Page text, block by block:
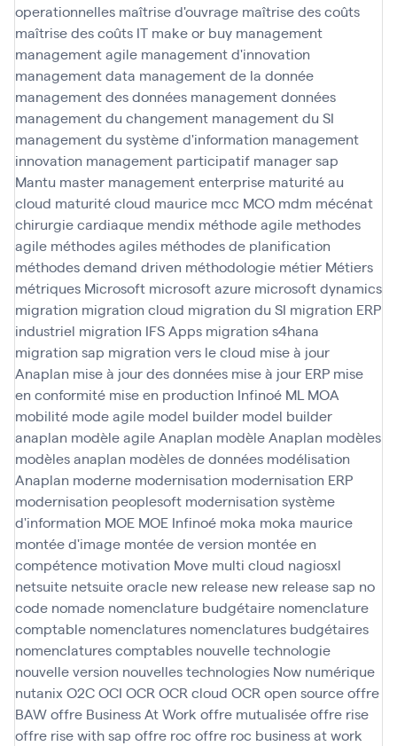
operationnelles maîtrise d'ouvrage maîtrise des coûts
maîtrise des coûts IT make or buy management
management agile management d'innovation
management data management de la donnée
management des données management données
management du changement management du SI
management du système d'information management
innovation management participatif manager sap
Mantu master management enterprise maturité au
cloud maturité cloud maurice mcc MCO mdm mécénat
chirurgie cardiaque mendix méthode agile methodes
agile méthodes agiles méthodes de planification
méthodes demand driven méthodologie métier Métiers
métriques Microsoft microsoft azure microsoft dynamics
migration migration cloud migration du SI migration ERP
industriel migration IFS Apps migration s4hana
migration sap migration vers le cloud mise à jour
Anaplan mise à jour des données mise à jour ERP mise
en conformité mise en production Infinoé ML MOA
mobilité mode agile model builder model builder
anaplan modèle agile Anaplan modèle Anaplan modèles
modèles anaplan modèles de données modélisation
Anaplan moderne modernisation modernisation ERP
modernisation peoplesoft modernisation système
d'information MOE MOE Infinoé moka moka maurice
montée d'image montée de version montée en
compétence motivation Move multi cloud nagiosxl
netsuite netsuite oracle new release new release sap no
code nomade nomenclature budgétaire nomenclature
comptable nomenclatures nomenclatures budgétaires
nomenclatures comptables nouvelle technologie
nouvelle version nouvelles technologies Now numérique
nutanix O2COCI OCR OCR cloud OCR open sourceoffre
BAWoffre Business At Work offre mutualiséeoffre rise
offre rise with sap offre roc offre roc business at work